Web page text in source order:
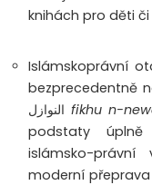
knihách pro děti
Islámskoprávní
bezprecedentně
fikhu n-
podstaty
islámsko-právní
moderní